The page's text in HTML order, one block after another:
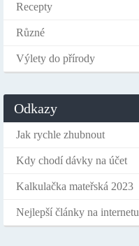
Recepty
Různé
Výlety do přírody
Odkazy
Jak rychle zhubnout
Kdy chodí dávky na účet
Kalkulačka mateřská 2023
Nejlepší články na internetu